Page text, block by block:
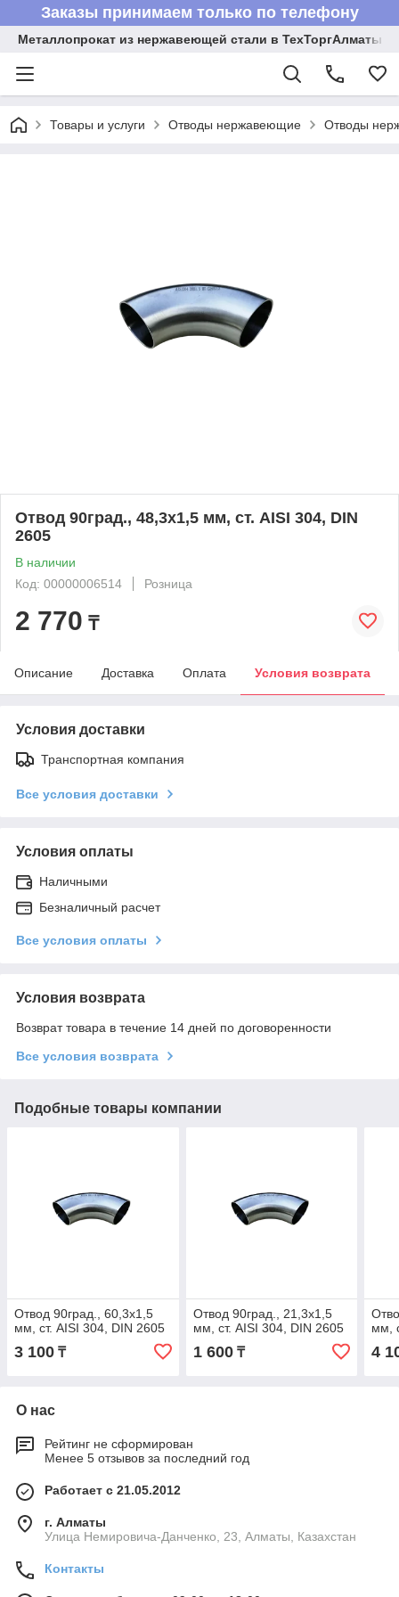
Заказы принимаем только по телефону
Металлопрокат из нержавеющей стали в ТехТоргАлматы
Товары и услуги Отводы нержавеющие Отводы
Отвод 90град., 48,3х1,5 мм, ст. AISI 304, DIN
2605
В наличии
Код: 00000006514
Розница
2 770 ₸
Описание Доставка Оплата Условия возврата
Условия доставки
Транспортная компания
Все условия доставки
Условия оплаты
Наличными
Безналичный расчет
Все условия оплаты
Условия возврата
Возврат товара в течение 14 дней по договоренности
Все условия возврата
Подобные товары компании
Отвод 90град., 60,3х1,5
мм, ст. AISI 304, DIN 2605
3 100 ₸
Отвод 90град., 21,3х1,5
мм, ст. AISI 304, DIN 2605
1 600₸
мм,
4
О нас
Рейтинг не сформирован
Менее 5 отзывов за последний год
Работает с 21.05.2012
г. Алматы
Улица Немировича-Данченко, 23, Алматы, Казахстан
Контакты